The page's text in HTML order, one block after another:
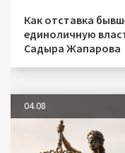
Как отставка
единоличную
Садыра Жапарова
04.08